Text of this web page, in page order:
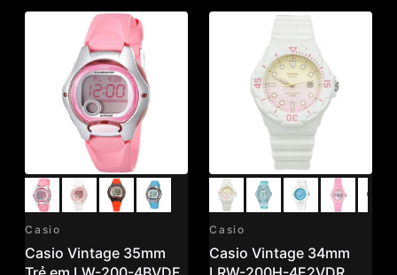
Casio
Casio Vintage 35mm
Casio
Casio Vintage 34mm